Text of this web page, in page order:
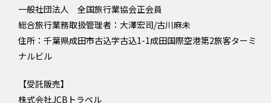
一般社団法人 全国旅行業協会正会員
総合旅行業務取扱管理者：大澤宏司/古川麻未
住所： 千葉県成田市古込字古込1-1成田国際空港第2旅客ターミ
ナルビル
【受託販売】
株式会社JCBトラベル